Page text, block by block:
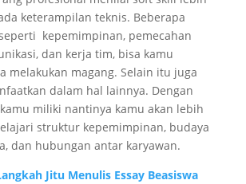
keterampilan teknis. Beberapa
kepemimpinan, pemecahan
dan kerja tim, bisa kamu
melakukan magang. Selain itu juga
dalam hal lainnya. Dengan
miliki nantinya kamu akan lebih
struktur kepemimpinan, budaya
dan hubungan antar karyawan.
Jitu Menulis Essay Beasiswa